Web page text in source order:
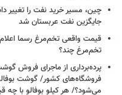
چین، مسیر خرید نفت را تغییر
جایگزین نفت عربستان شد
قیمت واقعی تخم‌مرغ رسما
تخم‌مرغ چند؟
پرده‌برداری از ماجرای فروش
فروشگاه‌های کشور/ گوشت
می‌شود؟/ هر کیلو بوفالو با چه